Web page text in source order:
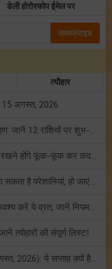
डेली होरोस्कोप ईमेल पर
सब्सक्राइब
त्यौहार
15 अगस्त, 2026
कर्क राशि में लगेगा साल का दूसरा बड़ा सूर्य ग्रहण: जानें 12 राशियों पर शुभ-अशुभ प्रभाव!
कर्क राशि में बुध के प्रवेश से, इन 4 राशियों को रखने होंगे फूंक-फूंक कर कदम!
बुध का कर्क राशि में गोचर: इन 2 राशियों की बढ़ा सकता है परेशानियां, हो जाएं सावधान!
पहला सावन सोमवार व्रत: मनचाहे वर के लिए अवश्य करें ये व्रत, जानें नियम एवं पूजा विधि!
त्योहारों की संपूर्ण लिस्ट!
अंक ज्योतिष साप्ताहिक राशिफल (02 से 08 अगस्त, 2026): ये सप्ताह क्यों है खास?